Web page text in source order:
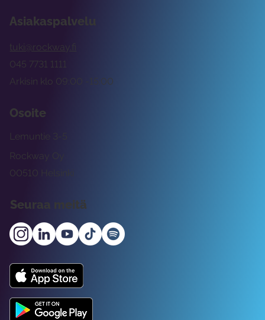
Asiakaspalvelu
tuki@rockway.fi
Arkisin klo 09:00 -15:00
045 7731 1111
Osoite
Rockway Oy
Lemuntie 3-5
00510 Helsinki
Seuraa meitä